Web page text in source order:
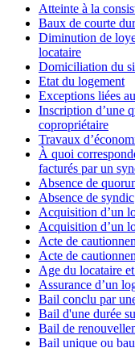
Atteinte à la
Baux de courte
Diminution de
locataire
Domiciliation du
Etat du logement
Exceptions liées
Inscription d’une
copropriétaire
Travaux
À quoi
facturés par un
Absence de
Absence de syndic
Acquisition d’un
Acquisition d’un
Acte de
Acte de
Age du locataire
Assurance d’un
Bail conclu par
Bail d'une durée
Bail de
Bail unique ou